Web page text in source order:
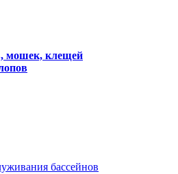
мошек, клещей
бассейнов